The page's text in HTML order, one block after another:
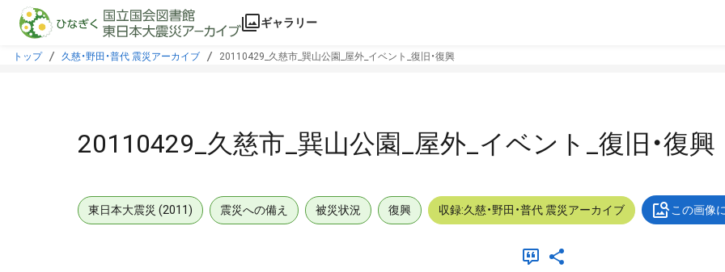
本文に飛ぶ
ギャラリー
トップ 久慈・野田・普代 震災アーカイブ 20110429_久慈市_巽山公園_屋外_イベント_復旧・復興
20110429_久慈市_巽山公園_屋外_イベント_復旧・復興
東日本大震災 (2011) 震災への備え 被災状況 復興 収録:久慈・野田・普代 震災アーカイブ この画像